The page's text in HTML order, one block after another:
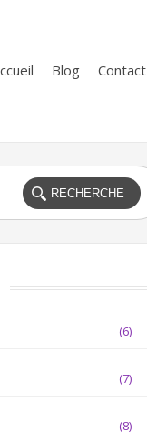
Blog Contact
(6)
(7)
(8)